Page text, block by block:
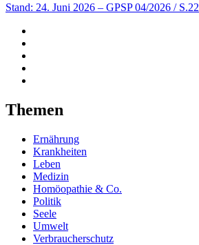
Stand: 24. Juni 2026 – GPSP 04/2026 / S.22
Themen
Ernährung
Krankheiten
Leben
Medizin
Homöopathie & Co.
Politik
Seele
Umwelt
Verbraucherschutz